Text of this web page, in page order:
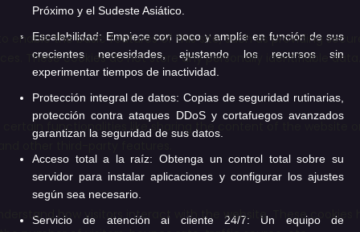
Próximo y el Sudeste Asiático.
Escalabilidad: Empiece con poco y amplíe en función de sus
crecientes necesidades, ajustando los recursos sin
experimentar tiempos de inactividad.
Protección integral de datos: Copias de seguridad rutinarias,
protección contra ataques DDoS y cortafuegos avanzados
garantizan la seguridad de sus datos.
Acceso total a la raíz: Obtenga un control total sobre su
servidor para instalar aplicaciones y configurar los ajustes
según sea necesario.
Servicio de atención al cliente 24/7: Un equipo de